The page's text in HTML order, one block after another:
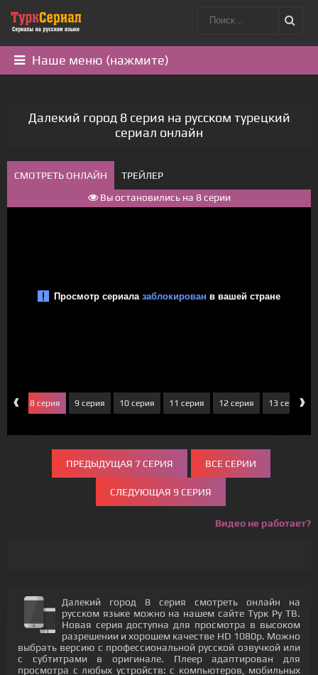
Наше меню (нажмите)
Далекий город 8 серия на русском турецкий
сериал онлайн
СМОТРЕТЬ ОНЛАЙН
ТРЕЙЛЕР
Вы остановились на 8 серии
‹ 8 серия 9 серия 10 серия 11 серия 12 серия 13 серия›
ПРЕДЫДУЩАЯ 7 СЕРИЯ ВСЕ СЕРИИ
СЛЕДУЮЩАЯ 9 СЕРИЯ
Видео не работает?
Далекий город 8 серия смотреть онлайн на
русском языке можно на нашем сайте Турк Ру ТВ.
Новая серия доступна для просмотра в высоком
разрешении и хорошем качестве HD 1080p. Можно
выбрать версию с профессиональной русской озвучкой или
с субтитрами в оригинале. Плеер адаптирован для
просмотра с любых устройств: с компьютеров, мобильных